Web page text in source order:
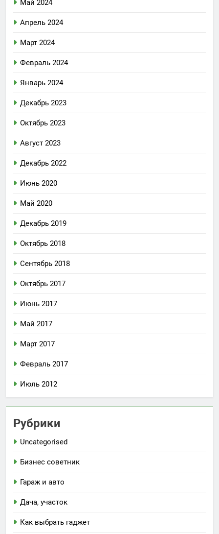
Май 2024
Апрель 2024
Март 2024
Февраль 2024
Январь 2024
Декабрь 2023
Октябрь 2023
Август 2023
Декабрь 2022
Июнь 2020
Май 2020
Декабрь 2019
Октябрь 2018
Сентябрь 2018
Октябрь 2017
Июнь 2017
Май 2017
Март 2017
Февраль 2017
Июль 2012
Рубрики
Uncategorised
Бизнес советник
Гараж и авто
Дача, участок
Как выбрать гаджет